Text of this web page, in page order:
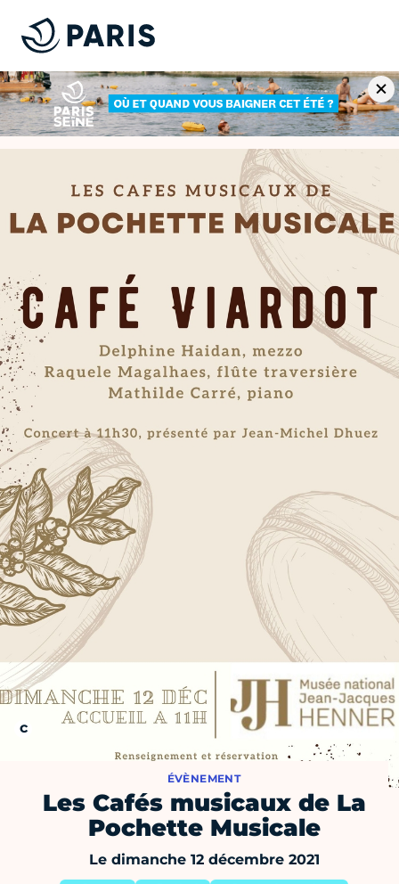
ÉVÈNEMENT
Les Cafés musicaux de La
Pochette Musicale
Le dimanche 12 décembre 2021